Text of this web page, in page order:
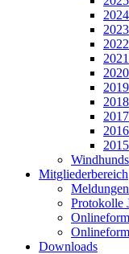
2024
2023
2022
2021
2020
2019
2018
2017
2016
2015
Mitgliederbereich
Meldungen
Protokolle
Downloads